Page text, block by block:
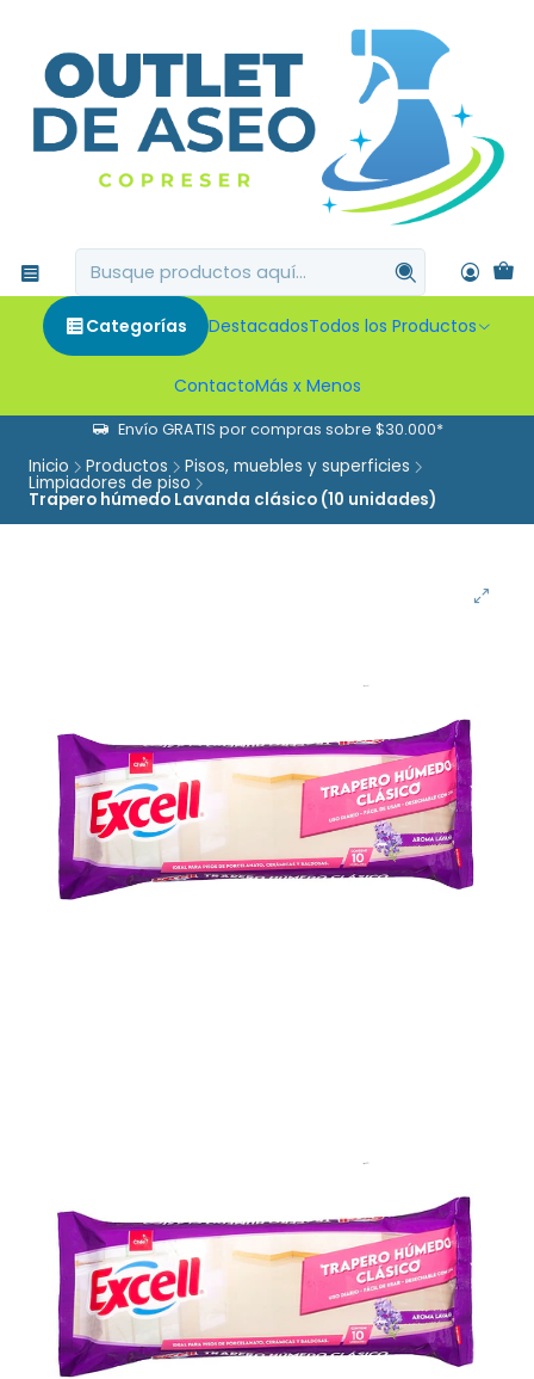
Categorías DestacadosTodos los Productos
ContactoMás x Menos
Envío GRATIS por compras sobre $30.000*
Inicio Productos Pisos, muebles y superficies
Limpiadores de piso
Trapero húmedo Lavanda clásico (10 unidades)